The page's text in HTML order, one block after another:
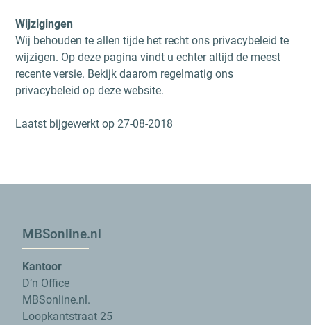
Wijzigingen
Wij behouden te allen tijde het recht ons privacybeleid te
wijzigen. Op deze pagina vindt u echter altijd de meest
recente versie. Bekijk daarom regelmatig ons
privacybeleid op deze website.
Laatst bijgewerkt op 27-08-2018
MBSonline.nl
Kantoor
D’n Office
MBSonline.nl.
Loopkantstraat 25